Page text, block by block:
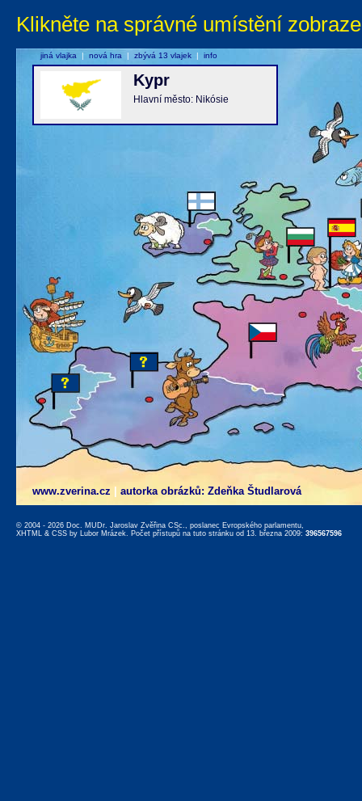
Klikněte na správné umístění
www.zverina.cz autorka obrázků: Zdeňka Študlarová
Kypr
Hlavní město: Nikósie
jiná vlajka | nová hra | zbývá 13 vlajek | info
© 2004 - 2026 Doc. MUDr. Jaroslav Zvěřina CSc., poslanec Evropského parlamentu,
XHTML & CSS by Lubor Mrázek. Počet přístupů na tuto stránku od 13. března 2009: 396567596